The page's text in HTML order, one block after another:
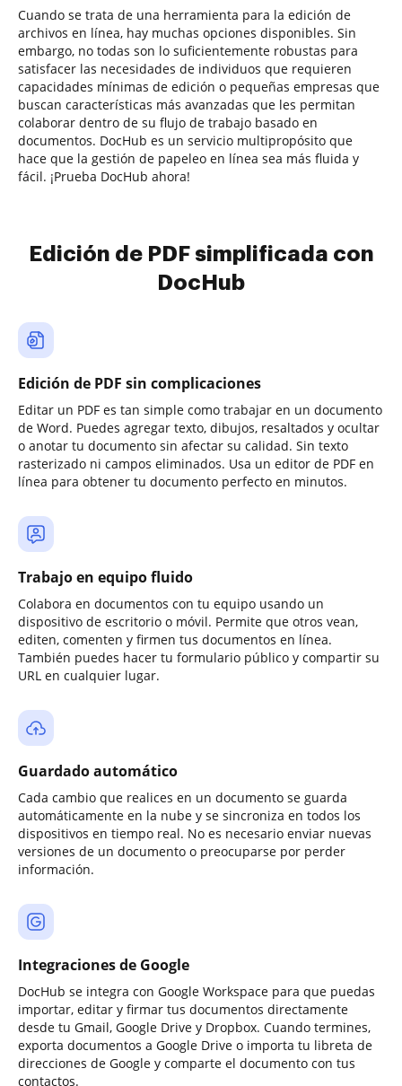
Cuando se trata de una herramienta para la edición de
archivos en línea, hay muchas opciones disponibles. Sin
embargo, no todas son lo suficientemente robustas para
satisfacer las necesidades de individuos que requieren
capacidades mínimas de edición o pequeñas empresas que
buscan características más avanzadas que les permitan
colaborar dentro de su flujo de trabajo basado en
documentos. DocHub es un servicio multipropósito que
hace que la gestión de papeleo en línea sea más fluida y
fácil. ¡Prueba DocHub ahora!
Edición de PDF simplificada con
DocHub
Edición de PDF sin complicaciones
Editar un PDF es tan simple como trabajar en un documento
de Word. Puedes agregar texto, dibujos, resaltados y ocultar
o anotar tu documento sin afectar su calidad. Sin texto
rasterizado ni campos eliminados. Usa un editor de PDF en
línea para obtener tu documento perfecto en minutos.
Trabajo en equipo fluido
Colabora en documentos con tu equipo usando un
dispositivo de escritorio o móvil. Permite que otros vean,
editen, comenten y firmen tus documentos en línea.
También puedes hacer tu formulario público y compartir su
URL en cualquier lugar.
Guardado automático
Cada cambio que realices en un documento se guarda
automáticamente en la nube y se sincroniza en todos los
dispositivos en tiempo real. No es necesario enviar nuevas
versiones de un documento o preocuparse por perder
información.
Integraciones de Google
DocHub se integra con Google Workspace para que puedas
importar, editar y firmar tus documentos directamente
desde tu Gmail, Google Drive y Dropbox. Cuando termines,
exporta documentos a Google Drive o importa tu libreta de
direcciones de Google y comparte el documento con tus
contactos.